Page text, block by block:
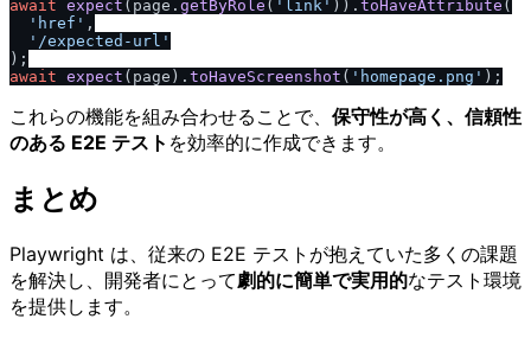
await expect (page. getByRole ( 'link' )). toHaveAttribute (
'href' ,
' /expected-url'
await expect (page). toHaveScreenshot ( 'homepage.png'
これらの機能を組み合わせることで、 保守性が高く、信頼性
のある E2E テスト を効率的に作成できます。
まとめ
Playwright は、従来の E2E テストが抱えていた多くの課題
を解決し、開発者にとって劇的に簡単で実用的なテスト環境
を提供します。